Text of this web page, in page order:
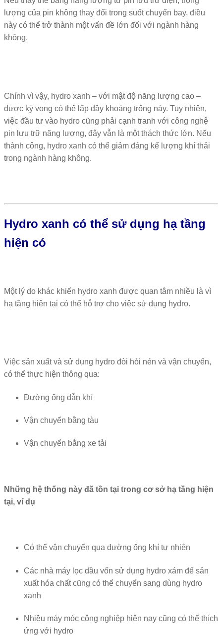
lượng của pin không thay đổi trong suốt chuyến bay, điều
này có thể trở thành một vấn đề lớn đối với ngành hàng
không.
Chính vì vậy, hydro xanh – với mật độ năng lượng cao –
được kỳ vọng có thể lấp đầy khoảng trống này. Tuy nhiên,
việc đầu tư vào hydro cũng phải cạnh tranh với công nghệ
pin lưu trữ năng lượng, đây vẫn là một thách thức lớn. Nếu
thành công, hydro xanh có thể giảm đáng kể lượng khí thải
trong ngành hàng không.
Hydro xanh có thể sử dụng hạ tầng
hiện có
Một lý do khác khiến hydro xanh được quan tâm nhiều là vì
hạ tầng hiện tại có thể hỗ trợ cho việc sử dụng hydro.
Việc sản xuất và sử dụng hydro đòi hỏi nén và vận chuyển,
có thể thực hiện thông qua:
Đường ống dẫn khí
Vận chuyển bằng tàu
Vận chuyển bằng xe tải
Những hệ thống này đã tồn tại trong cơ sở hạ tầng hiện
tại, ví dụ
Có thể vận chuyển qua đường ống khí tự nhiên
Các nhà máy lọc dầu vốn sử dụng hydro xám để sản
xuất hóa chất cũng có thể chuyển sang dùng hydro
xanh
Nhiều máy móc công nghiệp hiện nay cũng có thể thích
ứng với hydro